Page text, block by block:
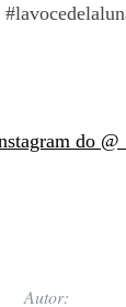
do
Autor: